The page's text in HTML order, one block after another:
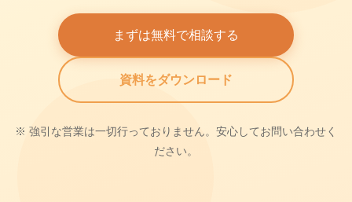
まずは無料で相談する
資料をダウンロード
※ 強引な営業は一切行っておりません。安心してお問い合わせく
ださい。